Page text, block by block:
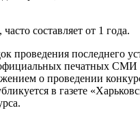
составляет от 1 года.
проведения последнего
печатных СМИ
о проведении
в газете